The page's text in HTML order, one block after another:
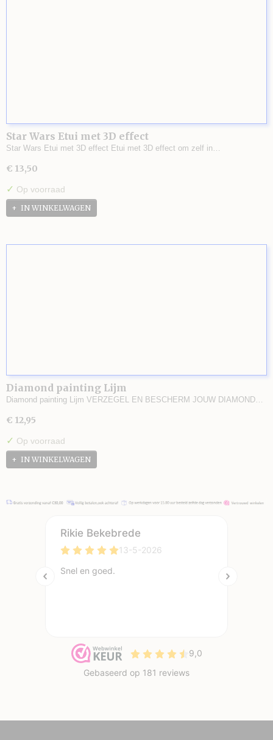
Star Wars Etui met 3D effect
Star Wars Etui met 3D effect Etui met 3D effect om zelf in…
€ 13,50
✓ Op voorraad
IN WINKELWAGEN
Diamond painting Lijm
Diamond painting Lijm VERZEGEL EN BESCHERM JOUW DIAMOND…
€ 12,95
✓ Op voorraad
IN WINKELWAGEN